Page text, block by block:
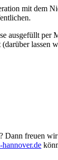
mit dem
ausgefüllt per
(darüber
Dann freuen